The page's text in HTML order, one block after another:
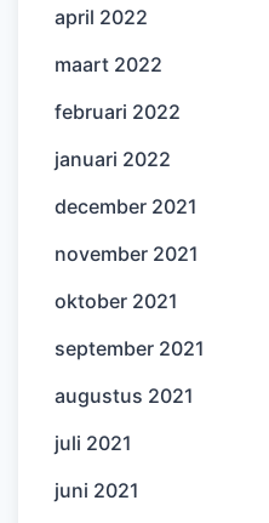
april 2022
maart 2022
februari 2022
januari 2022
december 2021
november 2021
oktober 2021
september 2021
augustus 2021
juli 2021
juni 2021